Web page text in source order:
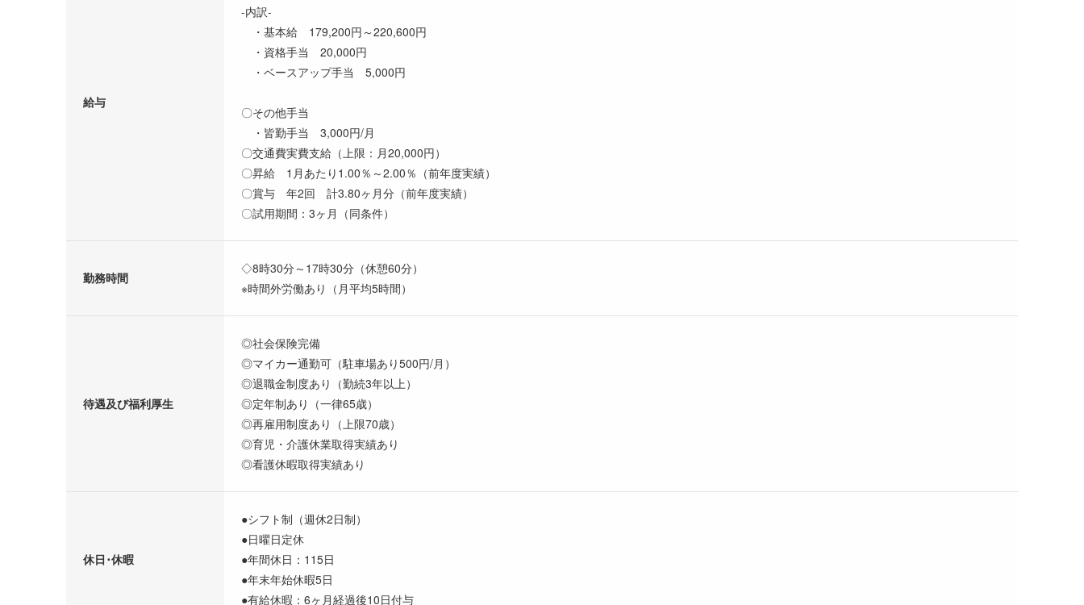
給与
-内訳-
・基本給 179,200円～220,600円
・資格手当 20,000円
・ベースアップ手当 5,000円
〇その他手当
・皆勤手当 3,000円/月
〇交通費実費支給（上限：月20,000円）
〇昇給 1月あたり1.00％～2.00％（前年度実績）
〇賞与 年2回 計3.80ヶ月分（前年度実績）
〇試用期間：3ヶ月（同条件）
勤務時間
◇8時30分～17時30分（休憩60分）
※時間外労働あり（月平均5時間）
待遇及び福利厚生
◎社会保険完備
◎マイカー通勤可（駐車場あり500円/月）
◎退職金制度あり（勤続3年以上）
◎定年制あり（一律65歳）
◎再雇用制度あり（上限70歳）
◎育児・介護休業取得実績あり
◎看護休暇取得実績あり
休日･休暇
●シフト制（週休2日制）
●日曜日定休
●年間休日：115日
●年末年始休暇5日
●有給休暇：6ヶ月経過後10日付与